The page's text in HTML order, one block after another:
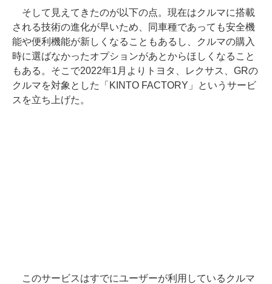
そして見えてきたのが以下の点。現在はクルマに搭載
される技術の進化が早いため、同車種であっても安全機
能や便利機能が新しくなることもあるし、クルマの購入
時に選ばなかったオプションがあとからほしくなること
もある。そこで2022年1月よりトヨタ、レクサス、GRの
クルマを対象とした「KINTO FACTORY」というサービ
スを立ち上げた。
このサービスはすでにユーザーが利用しているクルマ